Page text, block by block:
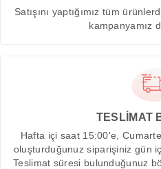
Satışını yaptığımız tüm
kampanyamız
TESLİMAT
Hafta içi saat 15:00'e,
oluşturduğunuz siparişiniz gün
Teslimat süresi bulunduğunuz